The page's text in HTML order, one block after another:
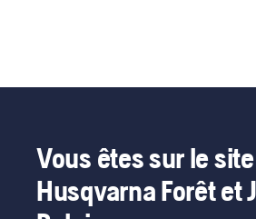
Vous êtes sur le site
Husqvarna Forêt et